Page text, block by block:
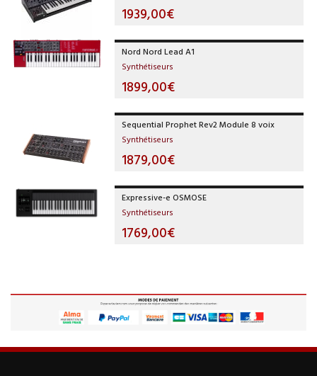
1939,00€
Nord Nord Lead A1
Synthétiseurs
1899,00€
Sequential Prophet Rev2 Module 8 voix
Synthétiseurs
1879,00€
Expressive-e OSMOSE
Synthétiseurs
1769,00€